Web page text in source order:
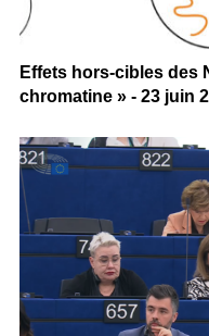
Effets hors-cibles des
chromatine » - 23 juin